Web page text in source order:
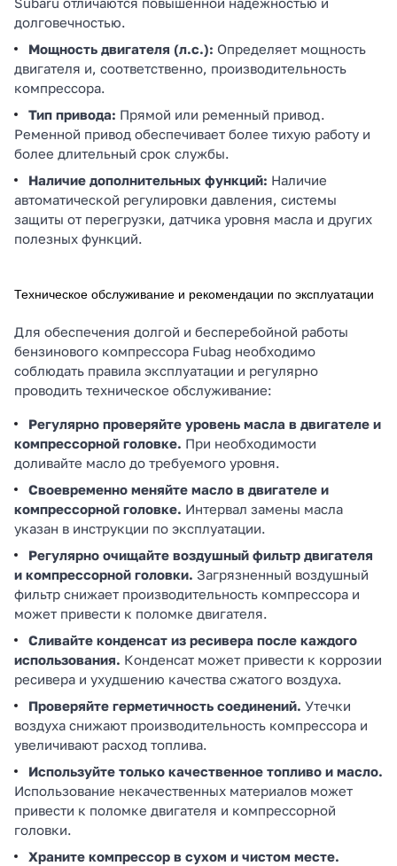
долговечностью.
Мощность двигателя (л.с.): Определяет мощность
двигателя и, соответственно, производительность
компрессора.
Тип привода: Прямой или ременный привод.
Ременной привод обеспечивает более тихую работу и
более длительный срок службы.
Наличие дополнительных функций: Наличие
автоматической регулировки давления, системы
защиты от перегрузки, датчика уровня масла и других
полезных функций.
Техническое обслуживание и рекомендации по эксплуатации
Для обеспечения долгой и бесперебойной работы
бензинового компрессора Fubag необходимо
соблюдать правила эксплуатации и регулярно
проводить техническое обслуживание:
Регулярно проверяйте уровень масла в двигателе и
компрессорной головке. При необходимости
доливайте масло до требуемого уровня.
Своевременно меняйте масло в двигателе и
компрессорной головке. Интервал замены масла
указан в инструкции по эксплуатации.
Регулярно очищайте воздушный фильтр двигателя
и компрессорной головки. Загрязненный воздушный
фильтр снижает производительность компрессора и
может привести к поломке двигателя.
Сливайте конденсат из ресивера после каждого
использования. Конденсат может привести к коррозии
ресивера и ухудшению качества сжатого воздуха.
Проверяйте герметичность соединений. Утечки
воздуха снижают производительность компрессора и
увеличивают расход топлива.
Используйте только качественное топливо и масло.
Использование некачественных материалов может
привести к поломке двигателя и компрессорной
головки.
Храните компрессор в сухом и чистом месте.